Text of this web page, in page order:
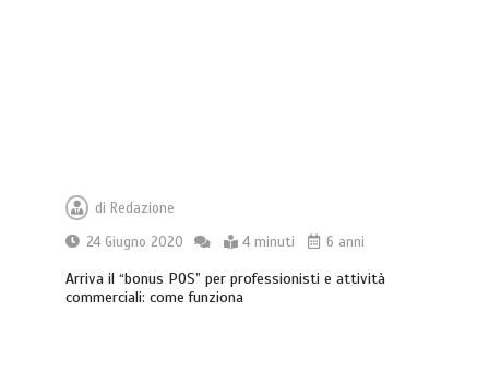
di Redazione
24 Giugno 2020
4 minuti 6 anni
Arriva il “bonus POS” per professionisti e attività
commerciali: come funziona